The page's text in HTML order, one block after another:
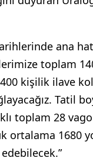
ana
toplam
kişilik ilave
Tatil
toplam 28
ortalama 1680